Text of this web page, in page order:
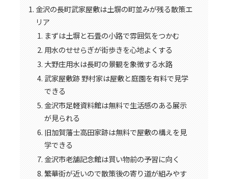
金沢の長町武家屋敷は土塀の町並みが残る散策エ
リア
まずは土塀と石畳の小路で雰囲気をつかむ
用水のせせらぎが街歩きを心地よくする
大野庄用水は長町の景観を象徴する水路
武家屋敷跡 野村家は屋敷と庭園を有料で見学
できる
金沢市足軽資料館は無料で生活感のある展示
が見られる
旧加賀藩士高田家跡は無料で屋敷の構えを見
学できる
金沢市老舗記念館は買い物前の予習に向く
繁華街が近いので散策後の寄り道が組みやす